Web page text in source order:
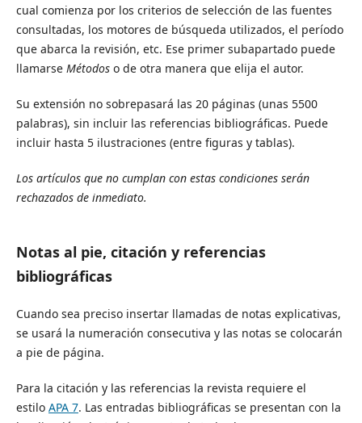
cual comienza por los criterios de selección de las fuentes
consultadas, los motores de búsqueda utilizados, el período
que abarca la revisión, etc. Ese primer subapartado puede
llamarse Métodos o de otra manera que elija el autor.
Su extensión no sobrepasará las 20 páginas (unas 5500
palabras), sin incluir las referencias bibliográficas. Puede
incluir hasta 5 ilustraciones (entre figuras y tablas).
Los artículos que no cumplan con estas condiciones serán
rechazados de inmediato.
Notas al pie, citación y referencias
bibliográficas
Cuando sea preciso insertar llamadas de notas explicativas,
se usará la numeración consecutiva y las notas se colocarán
a pie de página.
Para la citación y las referencias la revista requiere el
estilo APA 7. Las entradas bibliográficas se presentan con la